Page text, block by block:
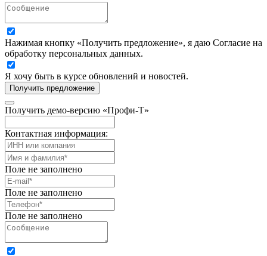
Нажимая кнопку «Получить предложение», я даю Согласие на
обработку персональных данных.
Я хочу быть в курсе обновлений и новостей.
Получить предложение
Получить демо-версию «Профи-Т»
Контактная информация:
Поле не заполнено
Поле не заполнено
Поле не заполнено